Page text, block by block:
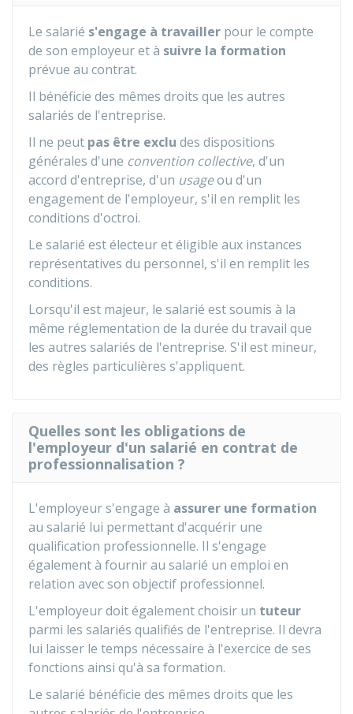
Le salarié s'engage à travailler pour le compte
de son employeur et à suivre la formation
prévue au contrat.
Il bénéficie des mêmes droits que les autres
salariés de l'entreprise.
Il ne peut pas être exclu des dispositions
générales d'une convention collective, d'un
accord d'entreprise, d'un usageou d'un
engagement de l'employeur, s'il en remplit les
conditions d'octroi.
Le salarié est électeur et éligible aux instances
représentatives du personnel, s'il en remplit les
conditions.
Lorsqu'il est majeur, le salarié est soumis à la
même réglementation de la durée du travail que
les autres salariés de l'entreprise. S'il est mineur,
des règles particulières s'appliquent.
Quelles sont les obligations de
l'employeur d'un salarié en contrat de
professionnalisation ?
L'employeur s'engage à assurer une formation
au salarié lui permettant d'acquérir une
qualification professionnelle. Il s'engage
également à fournir au salarié un emploi en
relation avec son objectif professionnel.
L'employeur doit également choisir un tuteur
parmi les salariés qualifiés de l'entreprise. Il devra
lui laisser le temps nécessaire à l'exercice de ses
fonctions ainsi qu'à sa formation.
Le salarié bénéficie des mêmes droits que les